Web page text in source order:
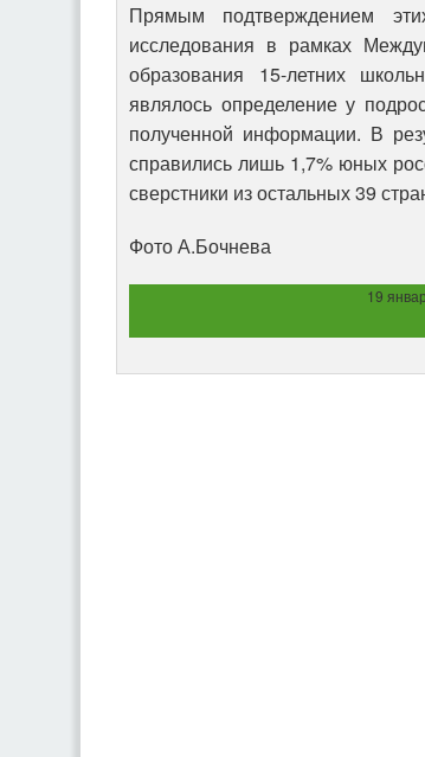
Прямым подтверждением
исследования в рамках
образования 15-летних
являлось определение у
полученной информации. В
справились лишь 1,7% юных
сверстники из остальных 39
Фото А.Бочнева
19